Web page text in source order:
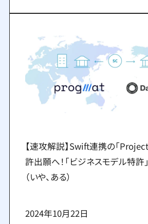
【速攻解説】Swift連携の「
許出願へ！「ビジネスモデル特許
（いや、ある）
2024年10月22日